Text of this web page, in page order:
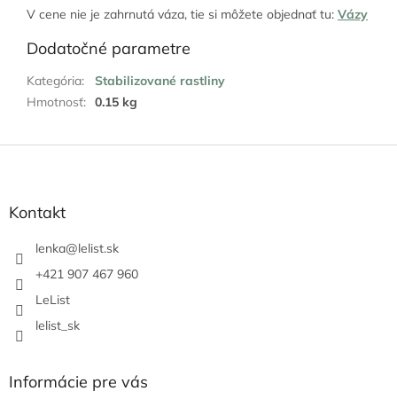
V cene nie je zahrnutá váza, tie si môžete objednať tu: Vázy
Dodatočné parametre
Kategória:
Stabilizované rastliny
Hmotnosť: 0.15 kg
Kontakt
lenka@lelist.sk
+421 907 467 960
LeList
lelist_sk
Informácie pre vás